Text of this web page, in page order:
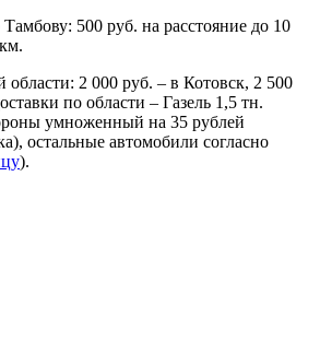
500 руб. на расстояние до 10
2 000 руб. – в Котовск, 2 500
по области – Газель 1,5 тн.
умноженный на 35 рублей
остальные автомобили согласно
).